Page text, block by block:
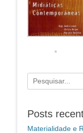
Pesquisar
por:
Posts
Materialidade e